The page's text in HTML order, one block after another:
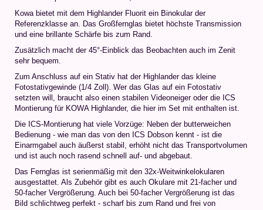
Kowa bietet mit dem Highlander Fluorit ein Binokular der
Referenzklasse an. Das Großfernglas bietet höchste Transmission
und eine brillante Schärfe bis zum Rand.
Zusätzlich macht der 45°-Einblick das Beobachten auch im Zenit
sehr bequem.
Zum Anschluss auf ein Stativ hat der Highlander das kleine
Fotostativgewinde (1/4 Zoll). Wer das Glas auf ein Fotostativ
setzten will, braucht also einen stabilen Videoneiger oder die ICS
Montierung für KOWA Highlander, die hier im Set mit enthalten ist.
Die ICS-Montierung hat viele Vorzüge: Neben der butterweichen
Bedienung - wie man das von den ICS Dobson kennt - ist die
Einarmgabel auch äußerst stabil, erhöht nicht das Transportvolumen
und ist auch noch rasend schnell auf- und abgebaut.
Das Fernglas ist serienmäßig mit den 32x-Weitwinkelokularen
ausgestattet. Als Zubehör gibt es auch Okulare mit 21-facher und
50-facher Vergrößerung. Auch bei 50-facher Vergrößerung ist das
Bild schlichtweg perfekt - scharf bis zum Rand und frei von